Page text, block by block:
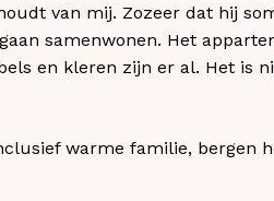
van mij. Zozeer dat hij
samenwonen. Het
en kleren zijn er al. Het is
warme familie, bergen